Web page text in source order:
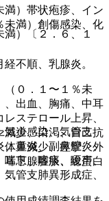
）帯状疱疹、イン
未満）創傷感染、化
不順、乳腺炎。
０．１〜１％未
、出血、胸痛、中耳
ステロール上昇、
減少、口渇、自己抗
体重減少、痙攣、外
下腺腫脹、総蛋白
）〔２．６、１
道感染、気管支
、鼻炎、副鼻腔炎、
息、喀痰、嗄声、
管支肺異形成症、